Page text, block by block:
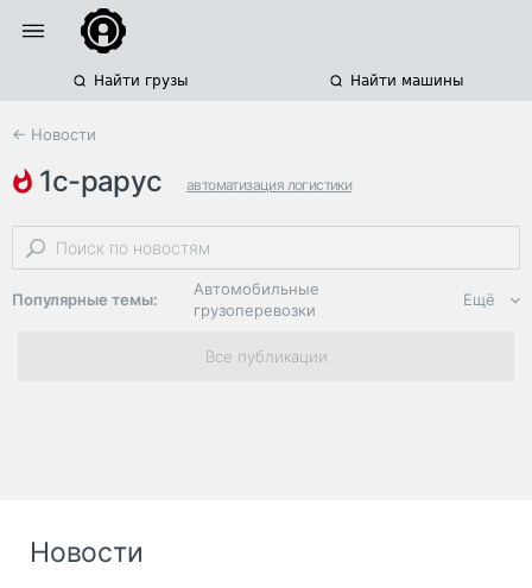
Найти грузы Найти машины
← Новости
1с-рарус автоматизация логистики
информационные системы 1с
Популярные темы:
Автомобильные
грузоперевозки
Региональная
логистика
Ещё
Все публикации
Новости